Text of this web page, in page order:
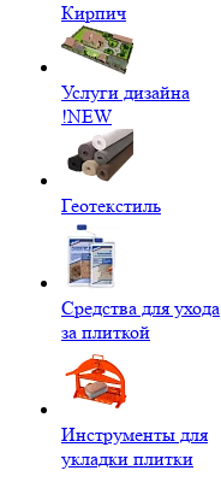
Кирпич
Услуги дизайна
!NEW
Геотекстиль
Средства для ухода
за плиткой
Инструменты для
укладки плитки